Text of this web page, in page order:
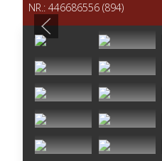
NR.: 446686556 (894)